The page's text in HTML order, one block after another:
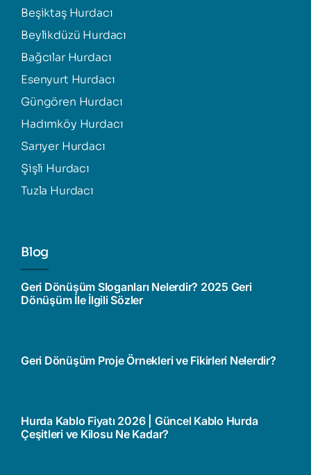
Beşiktaş Hurdacı
Beylikdüzü Hurdacı
Bağcılar Hurdacı
Esenyurt Hurdacı
Güngören Hurdacı
Hadımköy Hurdacı
Sarıyer Hurdacı
Şişli Hurdacı
Tuzla Hurdacı
Blog
Geri Dönüşüm Sloganları Nelerdir? 2025 Geri
Dönüşüm İle İlgili Sözler
Geri Dönüşüm Proje Örnekleri ve Fikirleri Nelerdir?
Hurda Kablo Fiyatı 2026 | Güncel Kablo Hurda
Çeşitleri ve Kilosu Ne Kadar?